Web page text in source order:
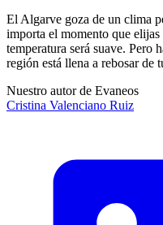
El Algarve goza de un clima
importa el momento que
temperatura será suave. Pero
región está llena a rebosar de
Nuestro autor de Evaneos
Cristina Valenciano Ruiz